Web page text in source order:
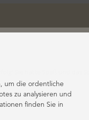
Sie hatte Spaß und das
um die ordentliche
zu analysieren und
finden Sie in